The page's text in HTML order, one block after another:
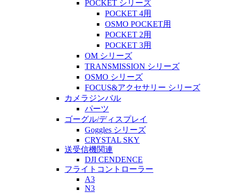
POCKET シリーズ
POCKET 4用
OSMO POCKET用
POCKET 2用
POCKET 3用
OM シリーズ
TRANSMISSION シリーズ
OSMO シリーズ
FOCUS&アクセサリー シリーズ
カメラジンバル
パーツ
ゴーグル/ディスプレイ
Goggles シリーズ
CRYSTAL SKY
送受信機関連
DJI CENDENCE
フライトコントローラー
A3
N3